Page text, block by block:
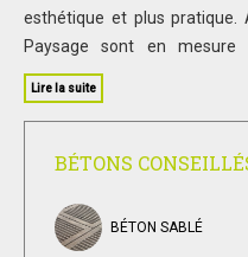
esthétique et plus pratique.
Paysage sont en
importante de solutions.
réaliser un tel
faudra donc apporter un
descente de garage. Des
que votre
Lire la suite
BÉTONS
BÉTON SABLÉ